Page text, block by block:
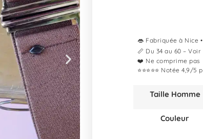
👄 Fabriquée à Nice
📏 Du 34 au 60 –
❤️ Ne comprime pas
⭐⭐⭐⭐⭐ Notée 4,9/
Taille Homme
Couleur